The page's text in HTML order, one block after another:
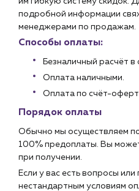
подробной информации
менеджерами по продажам.
Способы оплаты:
Безналичный расчёт
Оплата наличными.
Оплата по счёт-
Порядок оплаты
Обычно мы осуществляем
100% предоплаты. Вы
при получении.
Если у вас есть вопросы
нестандартным условиям